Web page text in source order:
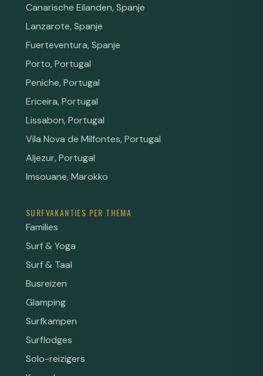
Canarische Eilanden, Spanje
Lanzarote, Spanje
Fuerteventura, Spanje
Porto, Portugal
Peniche, Portugal
Ericeira, Portugal
Lissabon, Portugal
Vila Nova de Milfontes, Portugal
Aljezur, Portugal
Imsouane, Marokko
SURFVAKANTIES PER THEMA
Families
Surf & Yoga
Surf & Taal
Busreizen
Glamping
Surfkampen
Surflodges
Solo-reizigers